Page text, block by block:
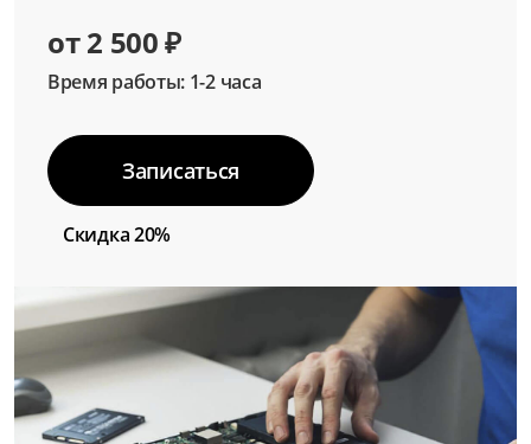
от 2 500 ₽
Время работы: 1-2 часа
Записаться
Скидка 20%